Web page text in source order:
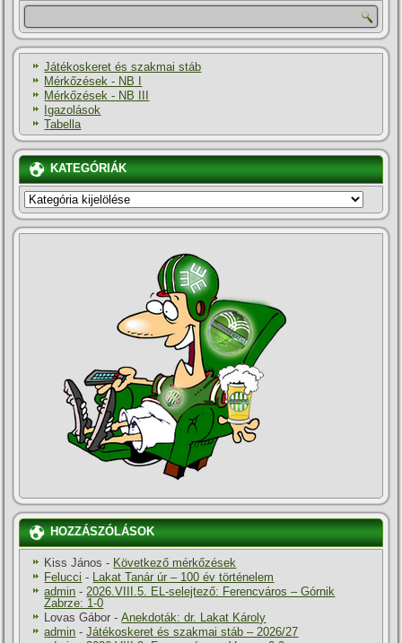
Játékoskeret és szakmai stáb
Mérkőzések - NB I
Mérkőzések - NB III
Igazolások
Tabella
KATEGÓRIÁK
KATEGÓRIÁK
HOZZÁSZÓLÁSOK
Kiss János - Következő mérkőzések
Felucci - Lakat Tanár úr – 100 év történelem
admin -2026.VIII.5. EL-selejtező: Ferencváros – Górnik
Zabrze: 1-0
Lovas Gábor -Anekdoták: dr. Lakat Károly
admin -Játékoskeret és szakmai stáb – 2026/27